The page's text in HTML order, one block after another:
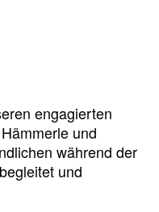
engagierten
und
während der
und